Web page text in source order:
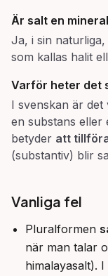
Är salt en
Ja, i sin
som kallas halit
Varför heter det
I svenskan är
en substans eller
betyder att
(substantiv) blir
Vanliga fel
Pluralformen
när man talar
himalayasalt).